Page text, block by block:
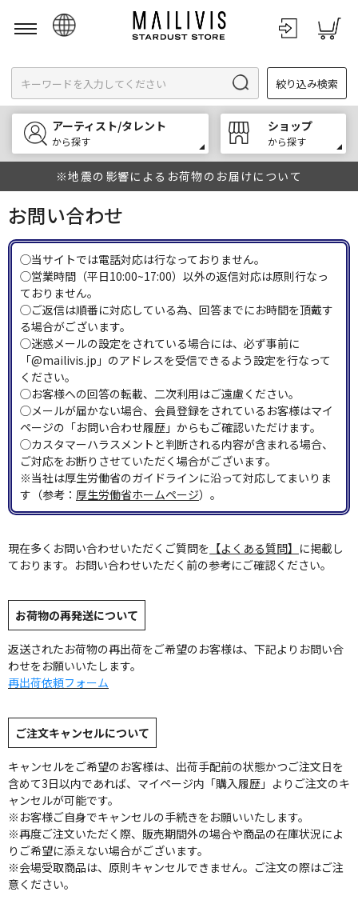
English
한국어
中文
絞り込み検索
アーティスト/タレント
から探す
ショップ
から探す
※地震の影響によるお荷物のお届けについて
お問い合わせ
◯当サイトでは電話対応は行なっておりません。
◯営業時間（平日10:00~17:00）以外の返信対応は原則行なっ
ておりません。
◯ご返信は順番に対応している為、回答までにお時間を頂戴す
る場合がございます。
◯迷惑メールの設定をされている場合には、必ず事前に
「@mailivis.jp」のアドレスを受信できるよう設定を行なって
ください。
◯お客様への回答の転載、二次利用はご遠慮ください。
◯メールが届かない場合、会員登録をされているお客様はマイ
ページの「お問い合わせ履歴」からもご確認いただけます。
◯カスタマーハラスメントと判断される内容が含まれる場合、
ご対応をお断りさせていただく場合がございます。
※当社は厚生労働省のガイドラインに沿って対応してまいりま
す（参考： 厚生労働省ホームページ）。
現在多くお問い合わせいただくご質問を 【よくある質問】 に掲載し
ております。お問い合わせいただく前の参考にご確認ください。
お荷物の再発送について
返送されたお荷物の再出荷をご希望のお客様は、下記よりお問い合
わせをお願いいたします。
再出荷依頼フォーム
ご注文キャンセルについて
キャンセルをご希望のお客様は、出荷手配前の状態かつご注文日を
含めて3日以内であれば、マイページ内「購入履歴」よりご注文のキ
ャンセルが可能です。
※お客様ご自身でキャンセルの手続きをお願いいたします。
※再度ご注文いただく際、販売期間外の場合や商品の在庫状況によ
りご希望に添えない場合がございます。
※会場受取商品は、原則キャンセルできません。ご注文の際はご注
意ください。